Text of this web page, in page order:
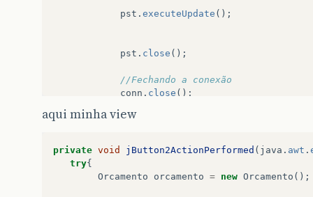
pst . executeUpdate ();
pst . close ();
//Fechando a conexão
conn . close ();
} catch (Exception e)
{
JOptionPane . showMessageDialog( null
aqui minha view
private void jButton2ActionPerformed ( java . awt .
try{
Orcamento
orcamento = new Orcamento ();